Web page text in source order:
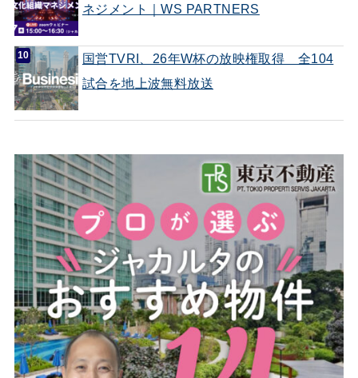
ネジメント｜WS PARTNERS
国営TVRI、26年W杯の放映権取得 全104
試合を地上波無料放送